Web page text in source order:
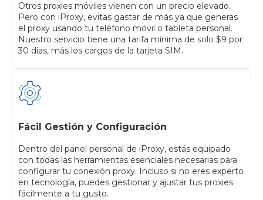
Otros proxies móviles vienen con un precio elevado.
Pero con iProxy, evitas gastar de más ya que generas
el proxy usando tu teléfono móvil o tableta personal.
Nuestro servicio tiene una tarifa mínima de solo $9 por
30 días, más los cargos de la tarjeta SIM.
Fácil Gestión y Configuración
Dentro del panel personal de iProxy, estás equipado
con todas las herramientas esenciales necesarias para
configurar tu conexión proxy. Incluso si no eres experto
en tecnología, puedes gestionar y ajustar tus proxies
fácilmente a tu gusto.